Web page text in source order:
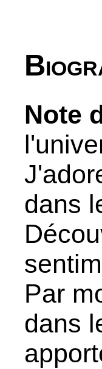
Note
dans
Par
dans